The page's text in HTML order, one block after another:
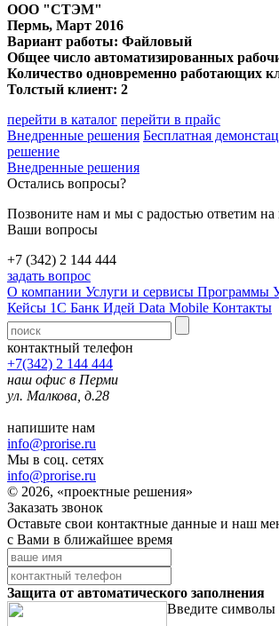
ООО "СТЭМ"
Пермь, Март 2016
Вариант работы: Файловый
Общее число автоматизированных
Количество одновременно работающих
Толстый клиент: 2
перейти в каталог перейти в прайс
Внедренные решения Бесплатная
решение
Внедренные решения
Остались вопросы?
Позвоните нам и мы с радостью ответим на
Ваши вопросы
+7 (342) 2 144 444
задать вопрос
О компании Услуги и сервисы Программы
Кейсы 1С Банк Идей Data Mobile Контакты
контактный телефон
+7(342) 2 144 444
наш офис в Перми
ул. Малкова, д.28
напишите нам
info@prorise.ru
Мы в соц. сетях
info@prorise.ru
© 2026, «проектные решения»
Заказать звонок
Оставьте свои контактные данные и наш
с Вами в ближайшее время
Защита от автоматического заполнения
Введите символы